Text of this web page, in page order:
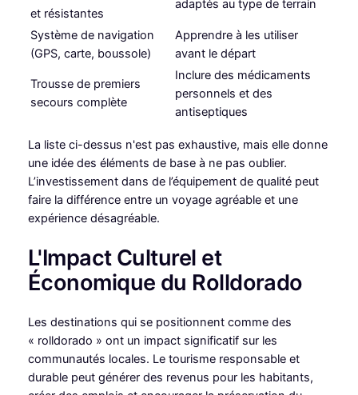
et résistantes
adaptés au type de terrain
Système de navigation
(GPS, carte, boussole)
Apprendre à les utiliser
avant le départ
Trousse de premiers
secours complète
Inclure des médicaments
personnels et des
antiseptiques
La liste ci-dessus n'est pas exhaustive, mais elle donne
une idée des éléments de base à ne pas oublier.
L’investissement dans de l’équipement de qualité peut
faire la différence entre un voyage agréable et une
expérience désagréable.
L'Impact Culturel et
Économique du Rolldorado
Les destinations qui se positionnent comme des
« rolldorado » ont un impact significatif sur les
communautés locales. Le tourisme responsable et
durable peut générer des revenus pour les habitants,